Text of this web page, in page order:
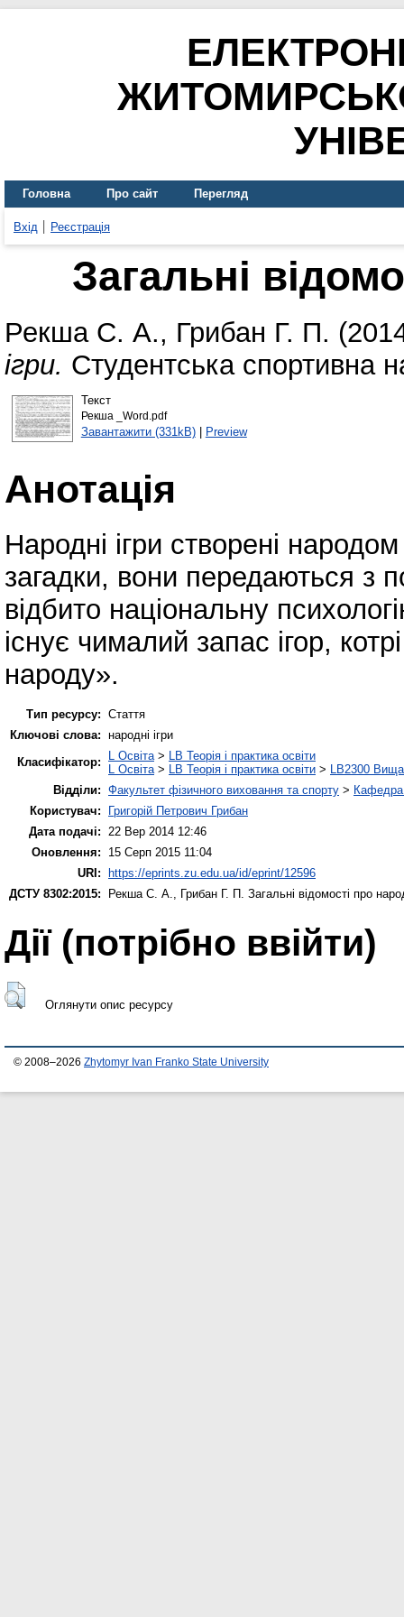
Головна Про сайт Перегляд
Вхід Реєстрація
Загальні
Рекша С. А., Грибан Г. П.
ігри. Студентська спортивна
Текст
Рекша _Word.pdf
Завантажити (331kB)| Preview
Анотація
Народні ігри створені
загадки, вони передаються з
відбито національну
існує чималий запас ігор,
народу».
Тип ресурсу: Стаття
Ключові слова: народні ігри
Класифікатор:
L Освіта > LB Теорія і практика освіти
L Освіта > LB Теорія і практика освіти > LB2300 Вища
Відділи: Факультет фізичного виховання та спорту > Кафедра
Користувач:
Григорій Петрович Грибан
Дата подачі:
22 Вер 2014 12:46
Оновлення:
15 Серп 2015 11:04
URI: https://eprints.zu.edu.ua/id/eprint/12596
ДСТУ 8302:2015:
Рекша С. А. Грибан Г. П. Загальні відомості про
Дії ​​(потрібно ввійти)
Оглянути опис ресурсу
© 2008–2026 Zhytomyr Ivan Franko State University